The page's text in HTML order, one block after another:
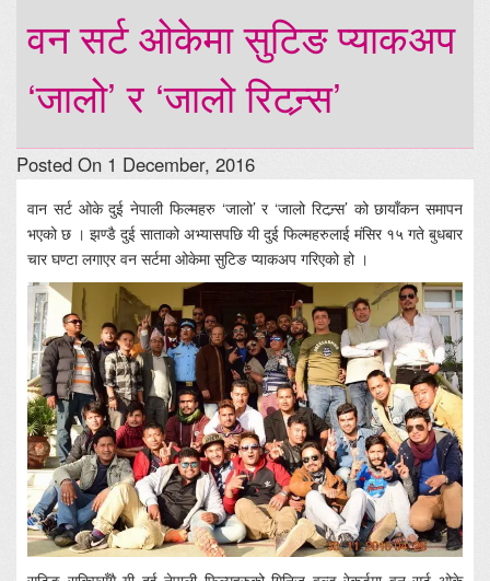
वन सर्ट ओकेमा सुटिङ प्याकअप
‘जालो’ र ‘जालो रिटन्र्स’
Posted On 1 December, 2016
वान सर्ट ओके दुई नेपाली फिल्महरु ‘जालो’ र ‘जालो रिटन्र्स’ को छायाँकन समापन
भएको छ । झण्डै दुई साताको अभ्यासपछि यी दुई फिल्महरुलाई मंसिर १५ गते बुधबार
चार घण्टा लगाएर वन सर्टमा ओकेमा सुटिङ प्याकअप गरिएको हो ।